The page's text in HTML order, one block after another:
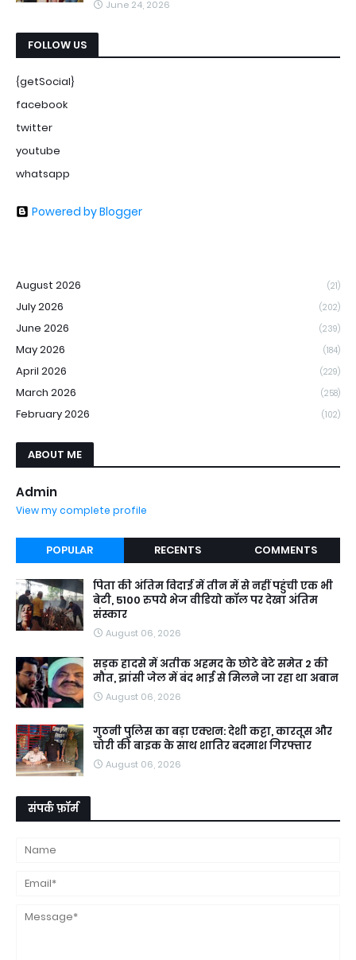
June 24, 2026
FOLLOW US
{getSocial}
facebook
twitter
youtube
whatsapp
Powered by Blogger
August 2026 (21)
July 2026 (202)
June 2026 (239)
May 2026 (184)
April 2026 (229)
March 2026 (258)
February 2026 (102)
ABOUT ME
Admin
View my complete profile
POPULAR RECENTS COMMENTS
पिता की अंतिम विदाई में तीन में से नहीं पहुंची एक भी
बेटी, 5100 रुपये भेज वीडियो कॉल पर देखा अंतिम
संस्कार
August 06, 2026
सड़क हादसे में अतीक अहमद के छोटे बेटे समेत 2 की
मौत, झांसी जेल में बंद भाई से मिलने जा रहा था अबान
August 06, 2026
गुठनी पुलिस का बड़ा एक्शन: देशी कट्टा, कारतूस और
चोरी की बाइक के साथ शातिर बदमाश गिरफ्तार
August 06, 2026
संपर्क फ़ॉर्म